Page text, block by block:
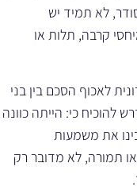
לא תמיד יש
קרבה, תלות או
לאכוף הסכם בין בני
כי: הייתה כוונה
את משמעות
תמורה, לא מדובר רק